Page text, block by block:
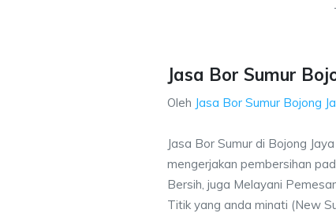
Jasa Bor Sumur
Oleh Jasa Bor Sumur Bojong
Jasa Bor Sumur di Bojong
mengerjakan pembersihan
Bersih, juga Melayani
Titik yang anda minati (New